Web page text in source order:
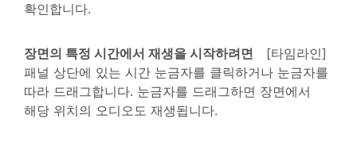
확인합니다.
장면의 특정 시간에서 재생을 시작하려면
[타임라인]
패널 상단에 있는 시간 눈금자를 클릭하거나 눈금자를
따라 드래그합니다. 눈금자를 드래그하면 장면에서
해당 위치의 오디오도 재생됩니다.